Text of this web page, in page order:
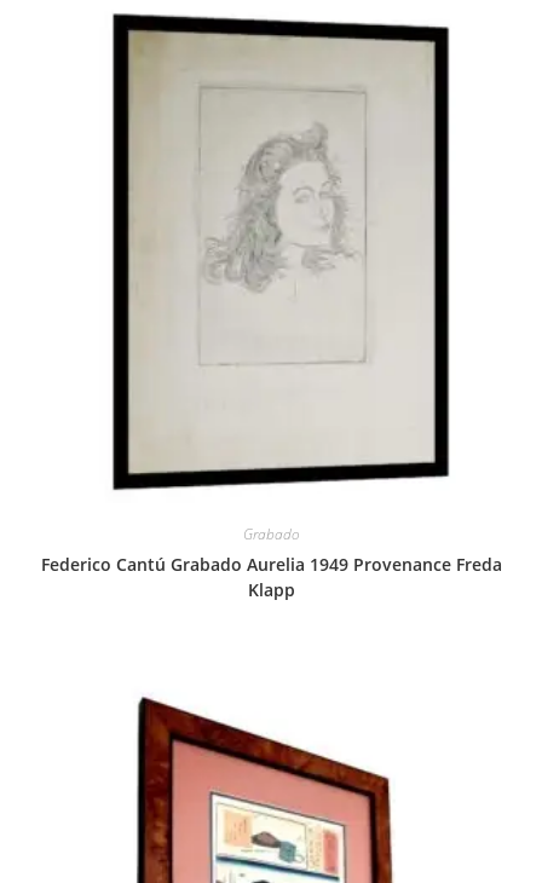
Grabado
Federico Cantú Grabado Aurelia 1949 Provenance Freda
Klapp